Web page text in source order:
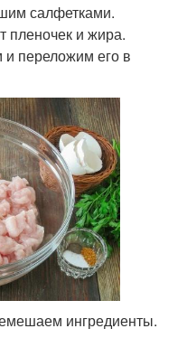
салфетками.
пленочек и жира.
переложим его в
ингредиенты.